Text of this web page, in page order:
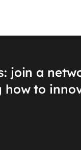
join a
how to